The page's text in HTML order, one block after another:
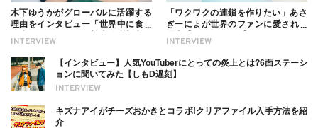
INTERVIEW
木下ゆうかがグローバルに活躍する
理由をインタビュー「世界中に食べ
ついても
INTERVIEW
「ワクワクの連鎖を作りたい」あさ
ぎーにょが世界のファンに愛される
INTERVIEW
【インタビュー】人気YouTuberにとっての炎上とは?6面ステーシ
ョンに聞いてみた【しもD遅刻】
キズナアイがチーズおかきとコラボ!クリアファイル入手方法を紹
介